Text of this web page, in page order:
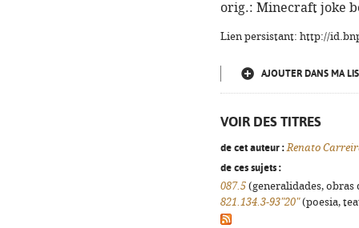
orig.: Minecraft joke
Lien persistant: http://
AJOUTER DANS MA
VOIR DES TITRES
de cet auteur : Renato
de ces sujets :
087.5 (generalidades,
821.134.3-93"20"(poesia,